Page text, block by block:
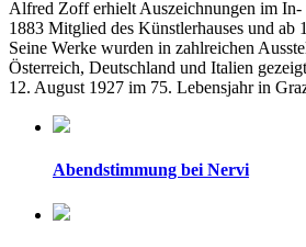
Alfred Zoff erhielt Auszeichnungen im In-
1883 Mitglied des Künstlerhauses und ab
Seine Werke wurden in zahlreichen
Österreich, Deutschland und Italien
12. August 1927 im 75. Lebensjahr in
Abendstimmung bei Nervi